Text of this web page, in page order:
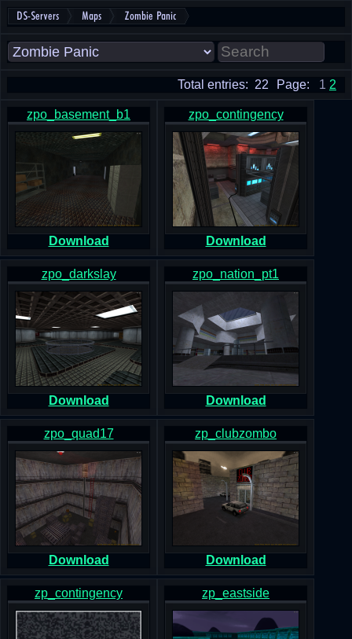
DS-Servers Maps Zombie Panic
Page: 1 2
Total entries: 22
zpo_basement_b1
Download
zpo_contingency
Download
zpo_darkslay
Download
zpo_nation_pt1
Download
zpo_quad17
Download
zp_clubzombo
Download
zp_contingency zp_eastside